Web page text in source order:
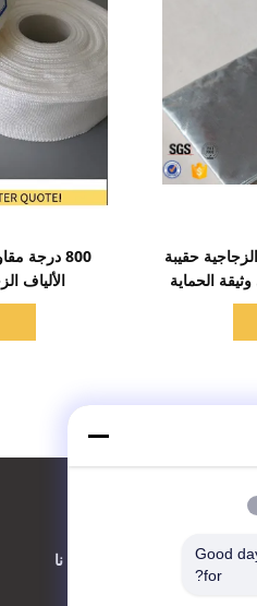
800 درجة
الألياف
حقيبة
الحماية
حول نا
Good
for?